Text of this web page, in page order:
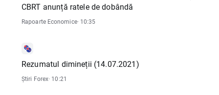
CBRT anunță ratele de dobândă
Rapoarte Economice· 10:35
Rezumatul dimineții (14.07.2021)
Știri Forex· 10:21